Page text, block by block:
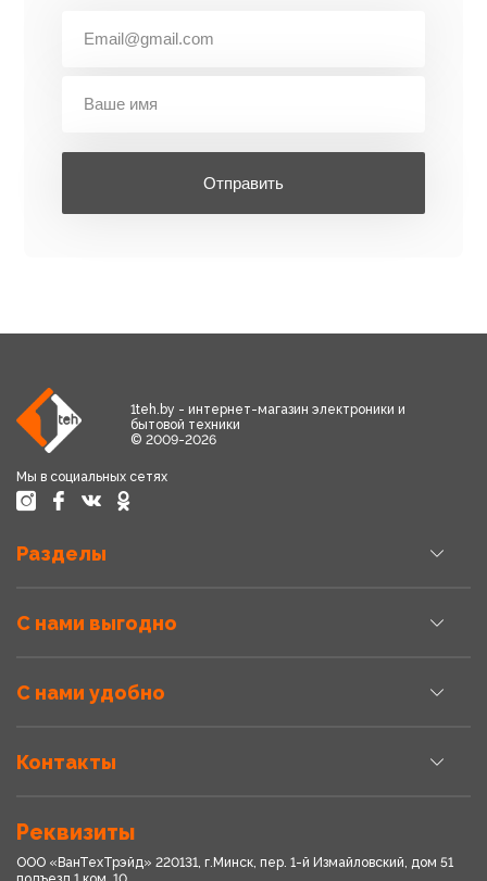
Отправить
1teh.by - интернет-магазин электроники и
бытовой техники
© 2009-2026
Мы в социальных сетях
Разделы
С нами выгодно
С нами удобно
Контакты
Реквизиты
ООО «ВанТехТрэйд» 220131, г.Минск, пер. 1-й Измайловский, дом 51